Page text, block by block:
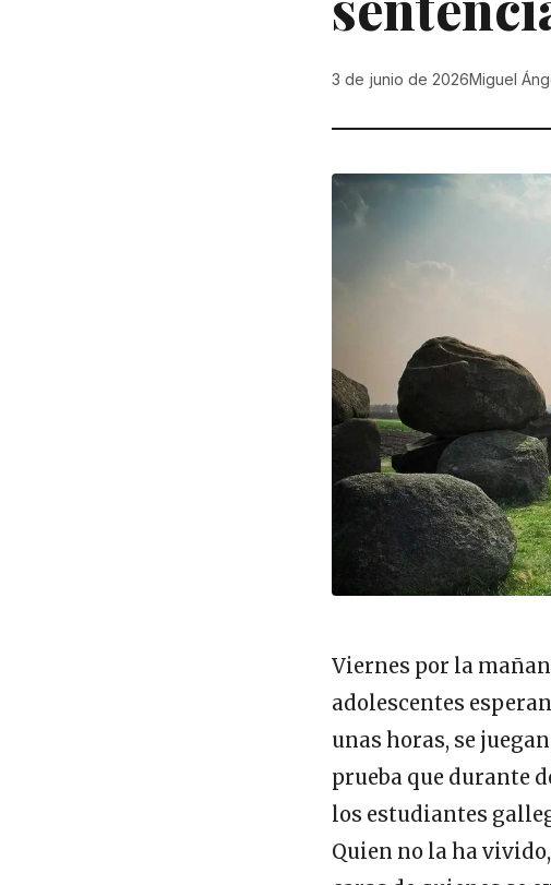
3 de junio de 2026Miguel
Viernes por la
adolescentes
unas horas, se
prueba que durante
los estudiantes
Quien no la ha